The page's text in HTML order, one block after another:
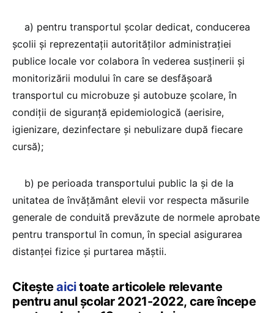
a) pentru transportul şcolar dedicat, conducerea
şcolii şi reprezentaţii autorităţilor administraţiei
publice locale vor colabora în vederea susţinerii şi
monitorizării modului în care se desfăşoară
transportul cu microbuze şi autobuze şcolare, în
condiţii de siguranţă epidemiologică (aerisire,
igienizare, dezinfectare şi nebulizare după fiecare
cursă);
b) pe perioada transportului public la şi de la
unitatea de învăţământ elevii vor respecta măsurile
generale de conduită prevăzute de normele aprobate
pentru transportul în comun, în special asigurarea
distanţei fizice şi purtarea măştii.
Citeșteaicitoate articolele relevante
pentru anul școlar 2021-2022, care începe